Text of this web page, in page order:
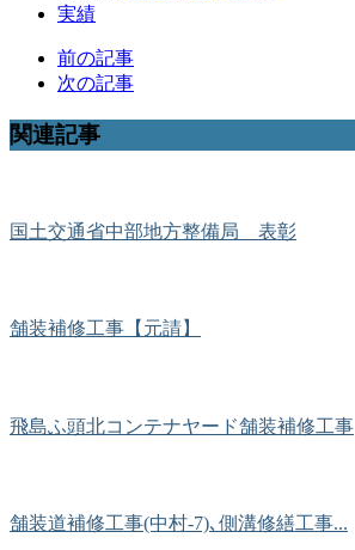
実績
前の記事
次の記事
関連記事
国土交通省中部地方整備局 表彰
舗装補修工事【元請】
飛島ふ頭北コンテナヤード舗装補修工事
舗装道補修工事(中村-7)､側溝修繕工事...